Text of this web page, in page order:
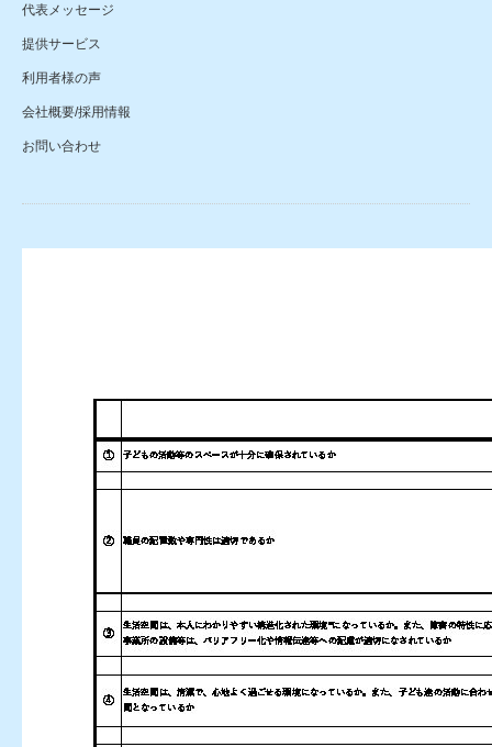
代表メッセージ
提供サービス
利用者様の声
会社概要/採用情報
お問い合わせ